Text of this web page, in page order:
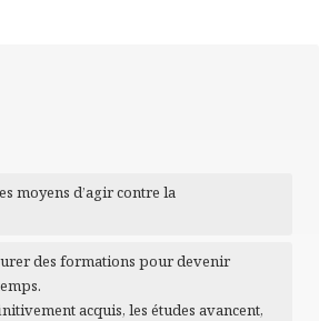
moyens d’agir contre la
des formations pour devenir
acquis, les études avancent,